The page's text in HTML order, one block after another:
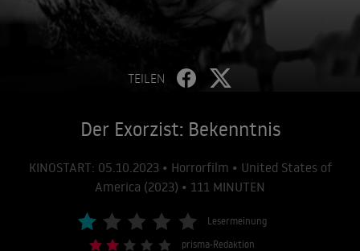
TEILEN
Der Exorzist: Bekenntnis
KINOSTART: 05.10.2023 • Horrorfilm • United States of
America (2023) • 111 MINUTEN
Lesermeinung
prisma-Redaktion